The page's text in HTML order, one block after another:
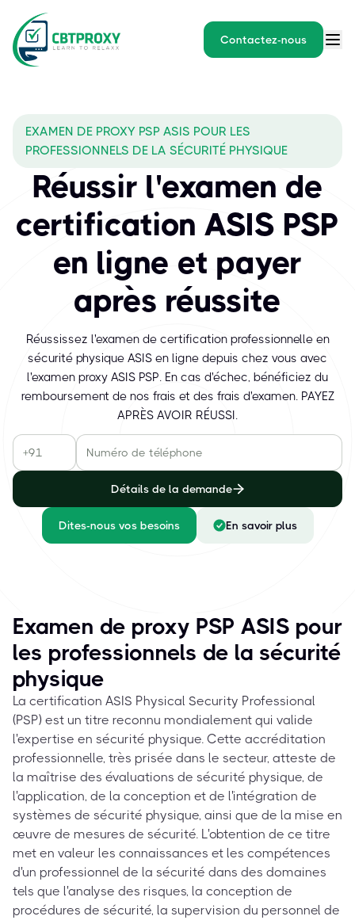
Contactez-nous
EXAMEN DE PROXY PSP ASIS POUR LES
PROFESSIONNELS DE LA SÉCURITÉ PHYSIQUE
Réussir l'examen de
certification ASIS PSP
en ligne et payer
après réussite
Réussissez l'examen de certification professionnelle en
sécurité physique ASIS en ligne depuis chez vous avec
l'examen proxy ASIS PSP. En cas d'échec, bénéficiez du
remboursement de nos frais et des frais d'examen. PAYEZ
APRÈS AVOIR RÉUSSI.
Détails de la demande
Dites-nous vos besoins En savoir plus
Examen de proxy PSP ASIS pour
les professionnels de la sécurité
physique
La certification ASIS Physical Security Professional
(PSP) est un titre reconnu mondialement qui valide
l'expertise en sécurité physique. Cette accréditation
professionnelle, très prisée dans le secteur, atteste de
la maîtrise des évaluations de sécurité physique, de
l'application, de la conception et de l'intégration de
systèmes de sécurité physique, ainsi que de la mise en
œuvre de mesures de sécurité. L'obtention de ce titre
met en valeur les connaissances et les compétences
d'un professionnel de la sécurité dans des domaines
tels que l'analyse des risques, la conception de
procédures de sécurité, la supervision du personnel de